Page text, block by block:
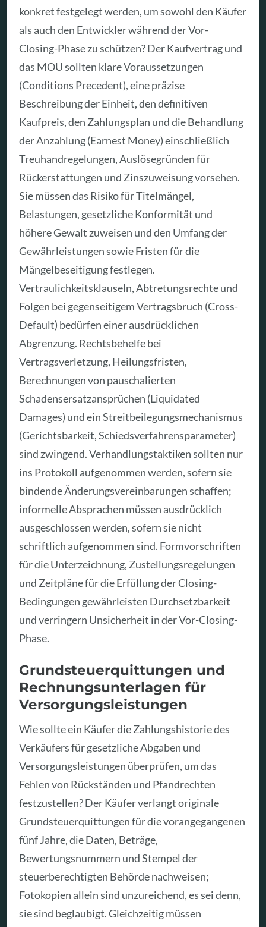
konkret festgelegt werden, um sowohl den Käufer
als auch den Entwickler während der Vor-
Closing-Phase zu schützen? Der Kaufvertrag und
das MOU sollten klare Voraussetzungen
(Conditions Precedent), eine präzise
Beschreibung der Einheit, den definitiven
Kaufpreis, den Zahlungsplan und die Behandlung
der Anzahlung (Earnest Money) einschließlich
Treuhandregelungen, Auslösegründen für
Rückerstattungen und Zinszuweisung vorsehen.
Sie müssen das Risiko für Titelmängel,
Belastungen, gesetzliche Konformität und
höhere Gewalt zuweisen und den Umfang der
Gewährleistungen sowie Fristen für die
Mängelbeseitigung festlegen.
Vertraulichkeitsklauseln, Abtretungsrechte und
Folgen bei gegenseitigem Vertragsbruch (Cross-
Default) bedürfen einer ausdrücklichen
Abgrenzung. Rechtsbehelfe bei
Vertragsverletzung, Heilungsfristen,
Berechnungen von pauschalierten
Schadensersatzansprüchen (Liquidated
Damages) und ein Streitbeilegungsmechanismus
(Gerichtsbarkeit, Schiedsverfahrensparameter)
sind zwingend. Verhandlungstaktiken sollten nur
ins Protokoll aufgenommen werden, sofern sie
bindende Änderungsvereinbarungen schaffen;
informelle Absprachen müssen ausdrücklich
ausgeschlossen werden, sofern sie nicht
schriftlich aufgenommen sind. Formvorschriften
für die Unterzeichnung, Zustellungsregelungen
und Zeitpläne für die Erfüllung der Closing-
Bedingungen gewährleisten Durchsetzbarkeit
und verringern Unsicherheit in der Vor-Closing-
Phase.
Grundsteuerquittungen und
Rechnungsunterlagen für
Versorgungsleistungen
Wie sollte ein Käufer die Zahlungshistorie des
Verkäufers für gesetzliche Abgaben und
Versorgungsleistungen überprüfen, um das
Fehlen von Rückständen und Pfandrechten
festzustellen? Der Käufer verlangt originale
Grundsteuerquittungen für die vorangegangenen
fünf Jahre, die Daten, Beträge,
Bewertungsnummern und Stempel der
steuerberechtigten Behörde nachweisen;
Fotokopien allein sind unzureichend, es sei denn,
sie sind beglaubigt. Gleichzeitig müssen